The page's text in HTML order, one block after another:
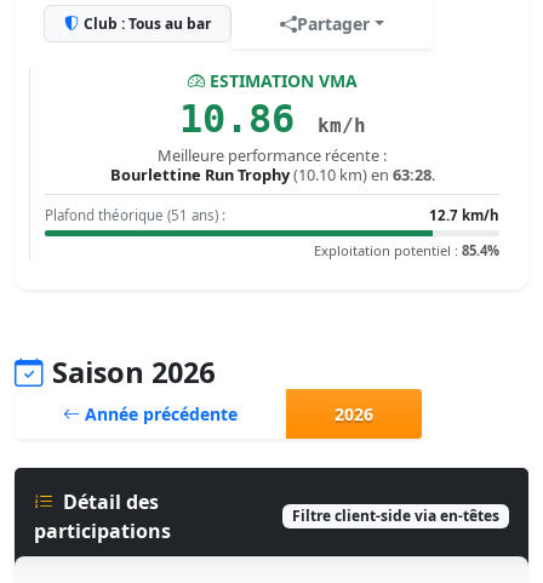
Club : Tous au bar Partager
ESTIMATION VMA
10.86 km/h
Meilleure performance récente :
Bourlettine Run Trophy(10.10 km) en 63:28.
Plafond théorique (51 ans) :
12.7 km/h
Exploitation potentiel : 85.4%
Saison 2026
Année précédente 2026
Détail des
participations
Filtre client-side via en-têtes